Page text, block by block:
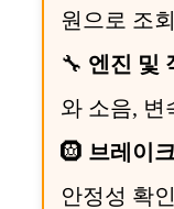
원으로 조
🔧 엔진 및
와 소음, 변
🛞 브레이
안정성 확